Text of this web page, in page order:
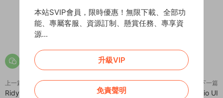
上一篇
Ridy – 出租車應用程序 Android
下一篇
Pay2Wallet – Android Studio UI
本站SVIP會員，限時優惠！無限下載、全部功
能、專屬客服、資源訂制、懸賞任務、專享資
源...
升級VIP
免責聲明